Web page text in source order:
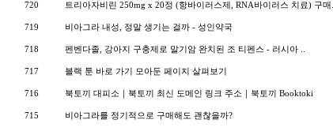
720 트리아자비린 250mg x 20정 (항바이러스제, RNA바이러스 치료) 구매..
719 비아그라 내성, 정말 생기는 걸까 - 성인약국
718 펜벤다졸, 강아지 구충제로 말기암 완치된 조 티펜스 - 러시아 ..
717 블랙 툰 바로 가기 모아둔 페이지 살펴보기
716 북토끼 대피소｜북토끼 최신 도메인 링크 주소｜북토끼 Booktoki
715 비아그라를 정기적으로 구매해도 괜찮을까?